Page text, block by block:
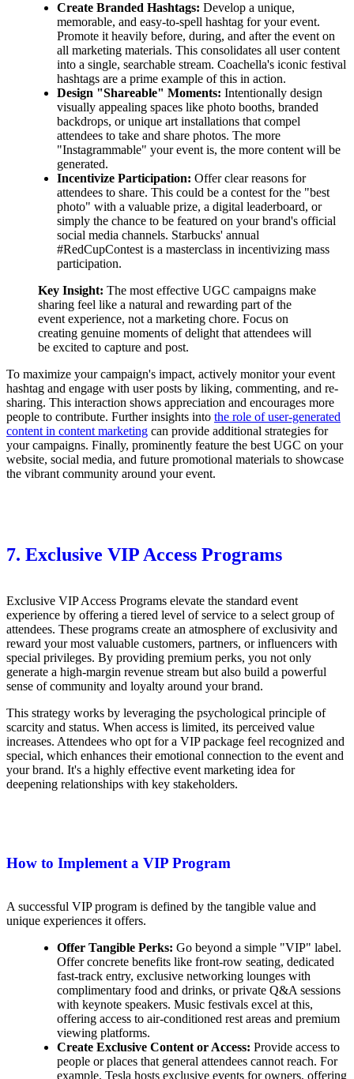
Create Branded Hashtags: Develop a unique,
memorable, and easy-to-spell hashtag for your event.
Promote it heavily before, during, and after the event on
all marketing materials. This consolidates all user content
into a single, searchable stream. Coachella's iconic festival
hashtags are a prime example of this in action.
Design "Shareable" Moments: Intentionally design
visually appealing spaces like photo booths, branded
backdrops, or unique art installations that compel
attendees to take and share photos. The more
"Instagrammable" your event is, the more content will be
generated.
Incentivize Participation: Offer clear reasons for
attendees to share. This could be a contest for the "best
photo" with a valuable prize, a digital leaderboard, or
simply the chance to be featured on your brand's official
social media channels. Starbucks' annual
#RedCupContest is a masterclass in incentivizing mass
participation.
Key Insight: The most effective UGC campaigns make
sharing feel like a natural and rewarding part of the
event experience, not a marketing chore. Focus on
creating genuine moments of delight that attendees will
be excited to capture and post.
To maximize your campaign's impact, actively monitor your event
hashtag and engage with user posts by liking, commenting, and re-
sharing. This interaction shows appreciation and encourages more
people to contribute. Further insights into the role of user-generated
content in content marketing can provide additional strategies for
your campaigns. Finally, prominently feature the best UGC on your
website, social media, and future promotional materials to showcase
the vibrant community around your event.
7. Exclusive VIP Access Programs
Exclusive VIP Access Programs elevate the standard event
experience by offering a tiered level of service to a select group of
attendees. These programs create an atmosphere of exclusivity and
reward your most valuable customers, partners, or influencers with
special privileges. By providing premium perks, you not only
generate a high-margin revenue stream but also build a powerful
sense of community and loyalty around your brand.
This strategy works by leveraging the psychological principle of
scarcity and status. When access is limited, its perceived value
increases. Attendees who opt for a VIP package feel recognized and
special, which enhances their emotional connection to the event and
your brand. It's a highly effective event marketing idea for
deepening relationships with key stakeholders.
How to Implement a VIP Program
A successful VIP program is defined by the tangible value and
unique experiences it offers.
Offer Tangible Perks: Go beyond a simple "VIP" label.
Offer concrete benefits like front-row seating, dedicated
fast-track entry, exclusive networking lounges with
complimentary food and drinks, or private Q&A sessions
with keynote speakers. Music festivals excel at this,
offering access to air-conditioned rest areas and premium
viewing platforms.
Create Exclusive Content or Access: Provide access to
people or places that general attendees cannot reach. For
example, Tesla hosts exclusive events for owners, offering